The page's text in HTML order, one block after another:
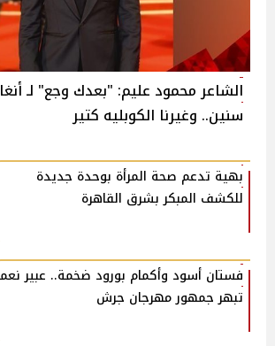
الشاعر محمود عليم: "بعدك وجع" لـ
سنين.. وغيرنا الكوبليه كتير
بهية تدعم صحة المرأة بوحدة جديدة
للكشف المبكر بشرق القاهرة
فستان أسود وأكمام بورود ضخمة.. عبير
تبهر جمهور مهرجان جرش